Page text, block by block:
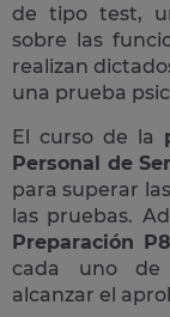
de tipo test,
sobre las
realizan
una prueba
El curso de la
Personal de
para superar
las pruebas.
Preparación
cada uno de
alcanzar el